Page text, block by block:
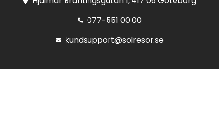
077-551 00 00
kundsupport@solresor.se